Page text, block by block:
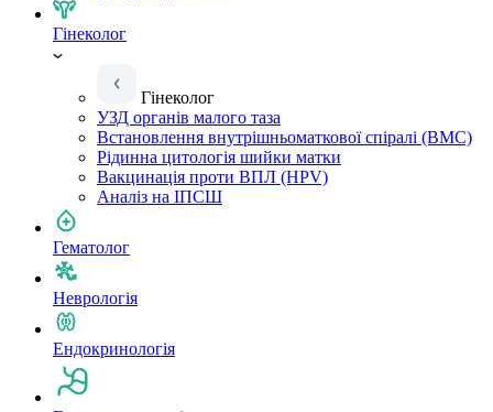
Гінеколог
Гінеколог
УЗД органів малого таза
Встановлення внутрішньоматкової спіралі (ВМС)
Рідинна цитологія шийки матки
Вакцинація проти ВПЛ (HPV)
Аналіз на ІПСШ
Гематолог
Неврологія
Ендокринологія